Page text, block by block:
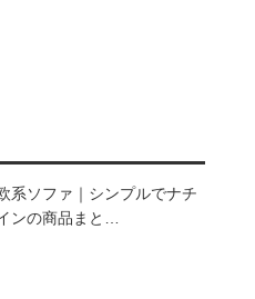
系ソファ｜シンプルでナチ
ンの商品まと…